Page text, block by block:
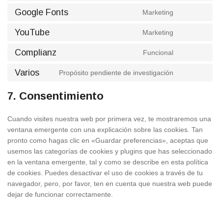
Google Fonts Marketing
YouTube Marketing
Complianz Funcional
Varios Propósito pendiente de investigación
7. Consentimiento
Cuando visites nuestra web por primera vez, te mostraremos una
ventana emergente con una explicación sobre las cookies. Tan
pronto como hagas clic en «Guardar preferencias», aceptas que
usemos las categorías de cookies y plugins que has seleccionado
en la ventana emergente, tal y como se describe en esta política
de cookies. Puedes desactivar el uso de cookies a través de tu
navegador, pero, por favor, ten en cuenta que nuestra web puede
dejar de funcionar correctamente.